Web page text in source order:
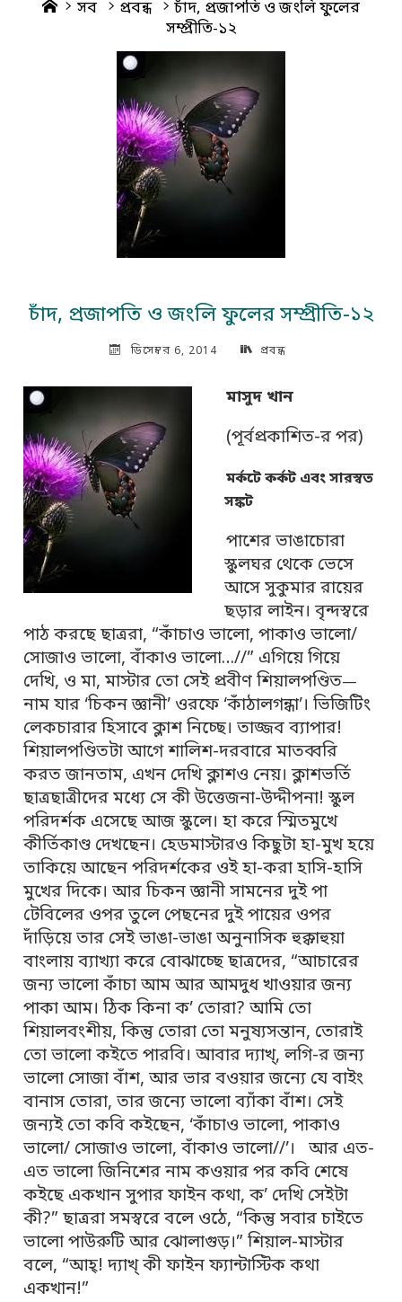
Home
সব প্রবন্ধ
চাঁদ, প্রজাপতি ও জংলি ফুলের
সম্প্রীতি-১২
চাঁদ, প্রজাপতি ও জংলি ফুলের সম্প্রীতি-১২
ডিসেম্বর 6, 2014 প্রবন্ধ
মাসুদ খান
(পূর্বপ্রকাশিত-র পর)
মর্কটে কর্কট এবং সারস্বত
সঙ্কট
পাশের ভাঙাচোরা
স্কুলঘর থেকে ভেসে
আসে সুকুমার রায়ের
ছড়ার লাইন। বৃন্দস্বরে
পাঠ করছে ছাত্ররা, “কাঁচাও ভালো, পাকাও ভালো/
সোজাও ভালো, বাঁকাও ভালো…//” এগিয়ে গিয়ে
দেখি, ও মা, মাস্টার তো সেই প্রবীণ শিয়ালপণ্ডিত—
নাম যার ‘চিকন জ্ঞানী’ ওরফে ‘কাঁঠালগন্ধা’। ভিজিটিং
লেকচারার হিসাবে ক্লাশ নিচ্ছে। তাজ্জব ব্যাপার!
শিয়ালপণ্ডিতটা আগে শালিশ-দরবারে মাতব্বরি
করত জানতাম, এখন দেখি ক্লাশও নেয়। ক্লাশভর্তি
ছাত্রছাত্রীদের মধ্যে সে কী উত্তেজনা-উদ্দীপনা! স্কুল
পরিদর্শক এসেছে আজ স্কুলে। হা করে স্মিতমুখে
কীর্তিকাণ্ড দেখছেন। হেডমাস্টারও কিছুটা হা-মুখ হয়ে
তাকিয়ে আছেন পরিদর্শকের ওই হা-করা হাসি-হাসি
মুখের দিকে। আর চিকন জ্ঞানী সামনের দুই পা
টেবিলের ওপর তুলে পেছনের দুই পায়ের ওপর
দাঁড়িয়ে তার সেই ভাঙা-ভাঙা অনুনাসিক হুক্কাহুয়া
বাংলায় ব্যাখ্যা করে বোঝাচ্ছে ছাত্রদের, “আচারের
জন্য ভালো কাঁচা আম আর আমদুধ খাওয়ার জন্য
পাকা আম। ঠিক কিনা ক’ তোরা? আমি তো
শিয়ালবংশীয়, কিন্তু তোরা তো মনুষ্যসন্তান, তোরাই
তো ভালো কইতে পারবি। আবার দ্যাখ্, লগি-র জন্য
ভালো সোজা বাঁশ, আর ভার বওয়ার জন্যে যে বাইং
বানাস তোরা, তার জন্যে ভালো ব্যাঁকা বাঁশ। সেই
জন্যই তো কবি কইছেন, ‘কাঁচাও ভালো, পাকাও
ভালো/ সোজাও ভালো, বাঁকাও ভালো//’। আর এত-
এত ভালো জিনিশের নাম কওয়ার পর কবি শেষে
কইছে একখান সুপার ফাইন কথা, ক’ দেখি সেইটা
কী?” ছাত্ররা সমস্বরে বলে ওঠে, “কিন্তু সবার চাইতে
ভালো পাউরুটি আর ঝোলাগুড়।” শিয়াল-মাস্টার
বলে, “আহ্! দ্যাখ্ কী ফাইন ফ্যান্টাস্টিক কথা
একখান!”